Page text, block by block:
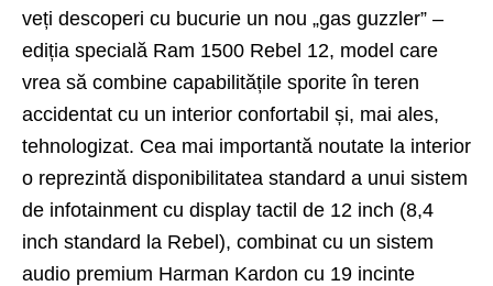
veți descoperi cu bucurie un nou „gas guzzler” –
ediția specială Ram 1500 Rebel 12, model care
vrea să combine capabilitățile sporite în teren
accidentat cu un interior confortabil și, mai ales,
tehnologizat. Cea mai importantă noutate la interior
o reprezintă disponibilitatea standard a unui sistem
de infotainment cu display tactil de 12 inch (8,4
inch standard la Rebel), combinat cu un sistem
audio premium Harman Kardon cu 19 incinte